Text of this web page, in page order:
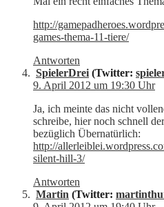
http://
games-thema-11-tiere/
Antworten
SpielerDrei (Twitter:
9. April 2012 um 19:30 Uhr
Ja, ich meinte das nicht
schreibe, hier noch schnell
bezüglich Übernatürlich:
http://
silent-hill-3/
Antworten
Martin (Twitter: